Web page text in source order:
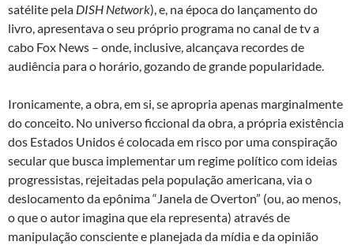
satélite pela DISH Network), e, na época do lançamento do
livro, apresentava o seu próprio programa no canal de tv a
cabo Fox News – onde, inclusive, alcançava recordes de
audiência para o horário, gozando de grande popularidade.
Ironicamente, a obra, em si, se apropria apenas marginalmente
do conceito. No universo ficcional da obra, a própria existência
dos Estados Unidos é colocada em risco por uma conspiração
secular que busca implementar um regime político com ideias
progressistas, rejeitadas pela população americana, via o
deslocamento da epônima “Janela de Overton” (ou, ao menos,
o que o autor imagina que ela representa) através de
manipulação consciente e planejada da mídia e da opinião